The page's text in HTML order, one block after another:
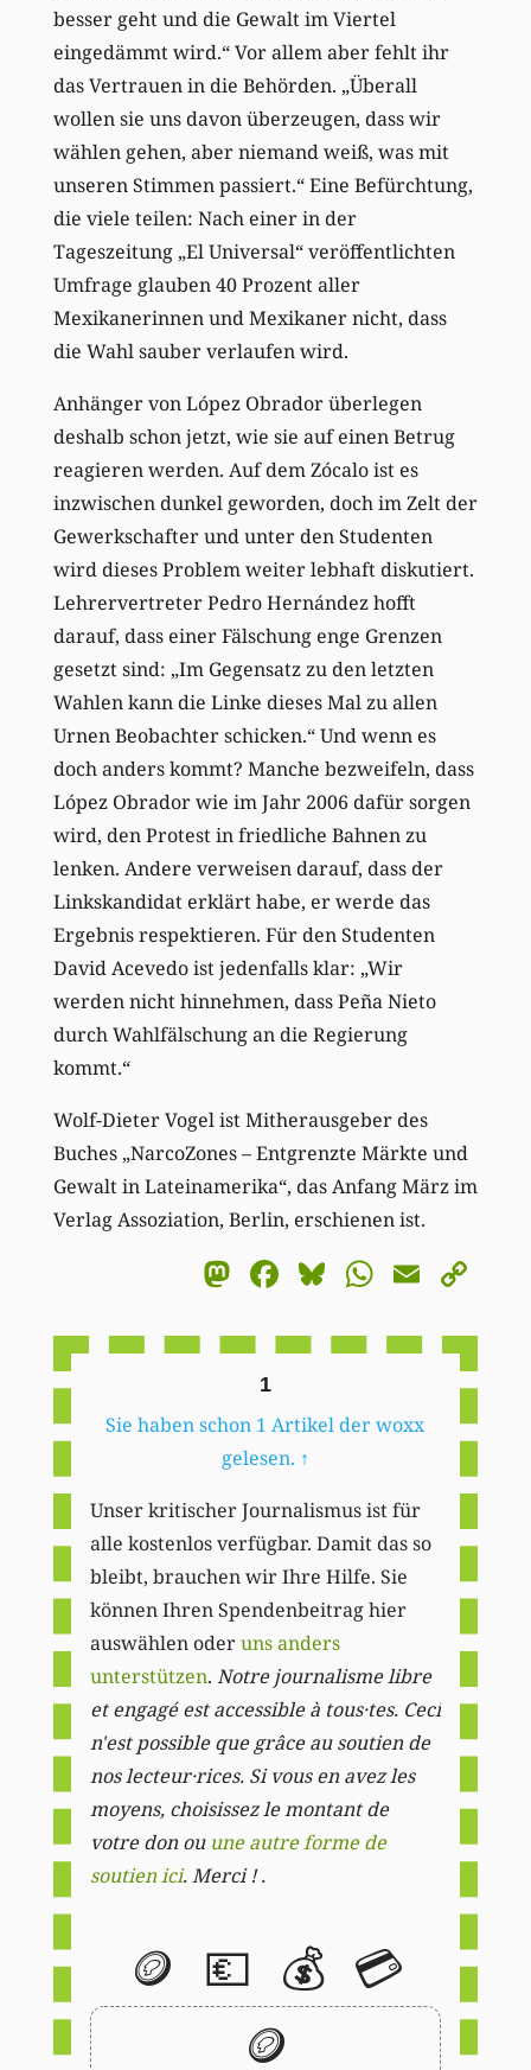
besser geht und die Gewalt im Viertel
eingedämmt wird.“ Vor allem aber fehlt ihr
das Vertrauen in die Behörden. „Überall
wollen sie uns davon überzeugen, dass wir
wählen gehen, aber niemand weiß, was mit
unseren Stimmen passiert.“ Eine Befürchtung,
die viele teilen: Nach einer in der
Tageszeitung „El Universal“ veröffentlichten
Umfrage glauben 40 Prozent aller
Mexikanerinnen und Mexikaner nicht, dass
die Wahl sauber verlaufen wird.
Anhänger von López Obrador überlegen
deshalb schon jetzt, wie sie auf einen Betrug
reagieren werden. Auf dem Zócalo ist es
inzwischen dunkel geworden, doch im Zelt der
Gewerkschafter und unter den Studenten
wird dieses Problem weiter lebhaft diskutiert.
Lehrervertreter Pedro Hernández hofft
darauf, dass einer Fälschung enge Grenzen
gesetzt sind: „Im Gegensatz zu den letzten
Wahlen kann die Linke dieses Mal zu allen
Urnen Beobachter schicken.“ Und wenn es
doch anders kommt? Manche bezweifeln, dass
López Obrador wie im Jahr 2006 dafür sorgen
wird, den Protest in friedliche Bahnen zu
lenken. Andere verweisen darauf, dass der
Linkskandidat erklärt habe, er werde das
Ergebnis respektieren. Für den Studenten
David Acevedo ist jedenfalls klar: „Wir
werden nicht hinnehmen, dass Peña Nieto
durch Wahlfälschung an die Regierung
kommt.“
Wolf-Dieter Vogel ist Mitherausgeber des
Buches „NarcoZones – Entgrenzte Märkte und
Gewalt in Lateinamerika“, das Anfang März im
Verlag Assoziation, Berlin, erschienen ist.
Mastodon
Facebook
BlueskyEmail
1
Sie haben schon 1 Artikel der woxx
gelesen. ↑
Unser kritischer Journalismus ist für
alle kostenlos verfügbar. Damit das so
bleibt, brauchen wir Ihre Hilfe. Sie
können Ihren Spendenbeitrag hier
auswählen oderuns anders
unterstützen. Notre journalisme libre
et engagé est accessible à tous·tes. Ceci
n'est possible que grâce au soutien de
nos lecteur·rices. Si vous en avez les
moyens, choisissez le montant de
votre don ou une autre forme de
soutien ici. Merci ! .
🪙 💶 💰 💳
🪙